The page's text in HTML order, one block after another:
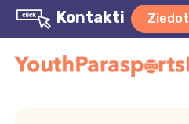
Kontakti Ziedot